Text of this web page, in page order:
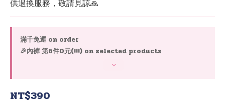
供退換服務，敬請見諒🙏
滿千免運 on order
🎉內褲 第6件0元(!!!) on selected products
NT$390